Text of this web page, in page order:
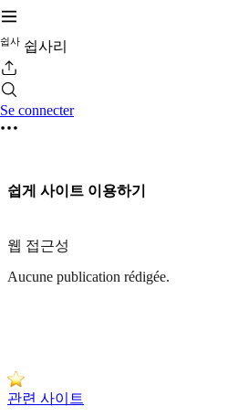
쉽사 쉽사리
Se connecter
쉽게 사이트 이용하기
웹 접근성
Aucune publication rédigée.
관련 사이트